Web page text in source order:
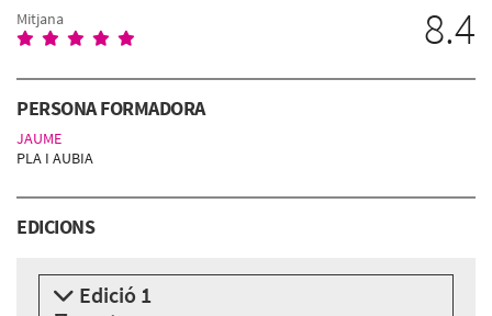
Mitjana 8.4
PERSONA FORMADORA
JAUME
PLA I AUBIA
EDICIONS
Edició 1